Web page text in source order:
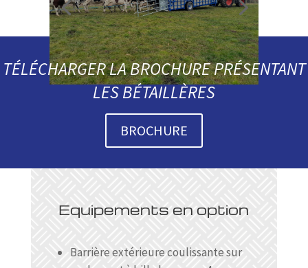
TÉLÉCHARGER LA BROCHURE PRÉSENTANT
LES BÉTAILLÈRES
BROCHURE
Equipements en option
Barrière extérieure coulissante sur